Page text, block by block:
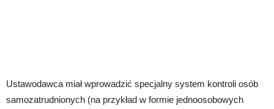
Ustawodawca miał wprowadzić specjalny system kontroli osób
samozatrudnionych (na przykład w formie jednoosobowych